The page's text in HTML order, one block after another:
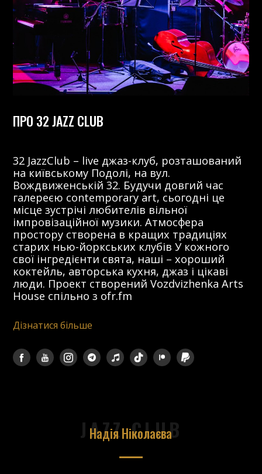
ПРО 32 JAZZ CLUB
32 JazzClub – live джаз-клуб, розташований
на київському Подолі, на вул.
Вождвиженській 32. Будучи довгий час
галереєю contemporary art, сьогодні це
місце зустрічі любителів вільної
імпровізаційної музики. Атмосфера
простору створена в кращих традиціях
старих нью-йоркських клубів У кожного
свої інгредієнти свята, наші – хороший
коктейль, авторська кухня, джаз і цікаві
люди. Проект створений Vozdvizhenka Arts
House спільно з ofr.fm
Дізнатися більше
JAZZ CLUB
Надія Ніколаєва